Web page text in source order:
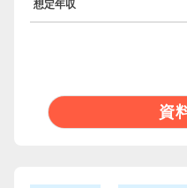
想定年収
資